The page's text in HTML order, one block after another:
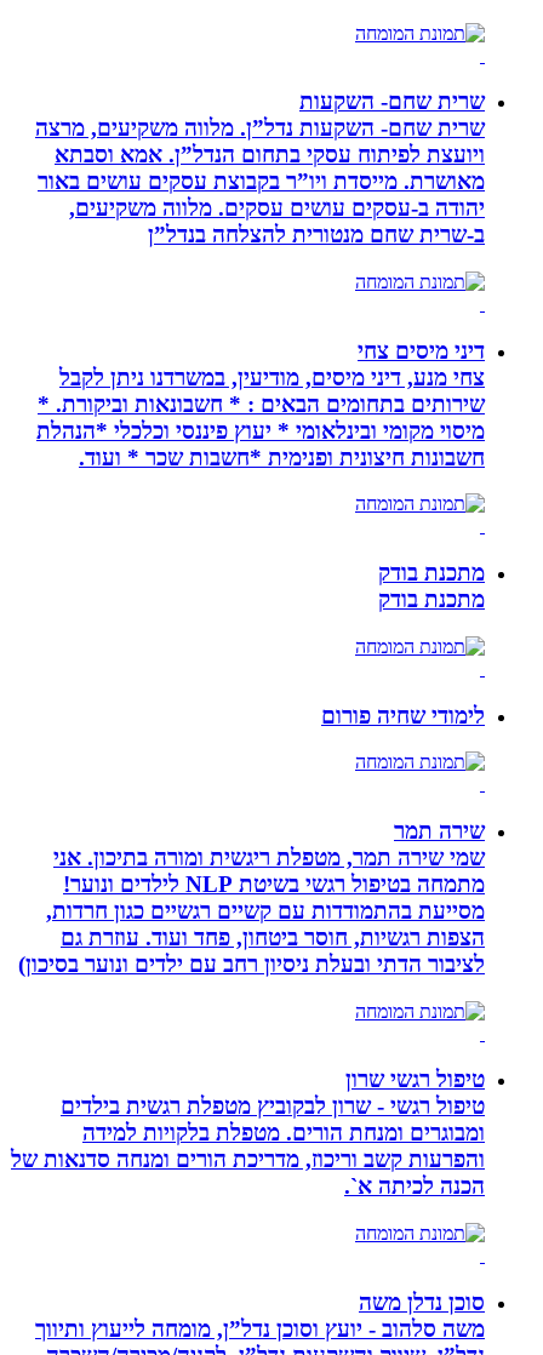
שרית שחם- השקעות
שרית שחם- השקעות נדל”ן. מלווה משקיעים, מרצה
ויועצת לפיתוח עסקי בתחום הנדל”ן. אמא וסבתא
מאושרת. ‏מייסדת ויו”ר בקבוצת עסקים עושים באור
יהודה‏ ב-‏עסקים עושים עסקים‏. ‏מלווה משקיעים,
ב-‏שרית שחם מנטורית להצלחה בנדל”ן‏
דיני מיסים צחי
צחי מנע, דיני מיסים, מודיעין, במשרדנו ניתן לקבל
שירותים בתחומים הבאים : * חשבונאות וביקורת. *
מיסוי מקומי ובינלאומי * יעוץ פיננסי וכלכלי *הנהלת
חשבונות חיצונית ופנימית *חשבות שכר * ועוד.
מתכנת בודק
מתכנת בודק
לימודי שחיה פורום
שירה תמר
שמי שירה תמר, מטפלת ריגשית ומורה בתיכון. אני
מתמחה בטיפול רגשי בשיטת NLP לילדים ונוער!
מסייעת בהתמודדות עם קשיים רגשיים כגון חרדות,
הצפות רגשיות, חוסר ביטחון, פחד ועוד. עוזרת גם
לציבור הדתי ובעלת ניסיון רחב עם ילדים ונוער בסיכון)
טיפול רגשי שרון
טיפול רגשי - שרון לבקוביץ מטפלת רגשית בילדים
ומבוגרים ומנחת הורים. מטפלת בלקויות למידה
והפרעות קשב וריכוז, מדריכת הורים ומנחה סדנאות של
הכנה לכיתה א`.
סוכן נדלן משה
משה סלהוב - יועץ וסוכן נדל”ן, מומחה לייעוץ ותיווך